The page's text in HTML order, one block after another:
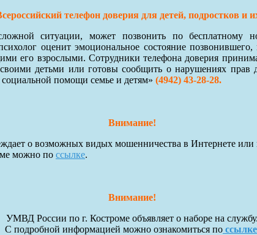
телефон доверия для детей, подростков и
ситуации, может позвонить по бесплатному
оценит эмоциональное состояние
его взрослыми. Сотрудники телефона доверия
детьми или готовы сообщить о нарушениях прав
помощи семье и детям» (4942) 43-28-28.
Внимание!
о возможных видых мошенничества в Интернете или
можно по ссылке.
Внимание!
УМВД России по г. Костроме объявляет о наборе на
С подробной информацией можно ознакомиться по ссылке